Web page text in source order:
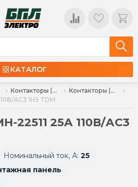
КАТАЛОГ
Контакторы (пускатели), комплектующие
Контакторы (пускатели)
АС3 1НЗ TDM
22511 25А 110В/АС3
Номинальный ток, А: 25
панель